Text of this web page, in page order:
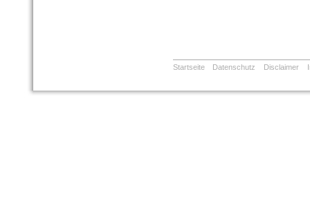
Startseite Datenschutz Disclaimer